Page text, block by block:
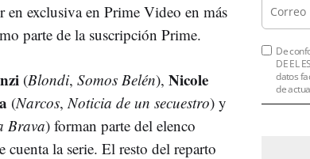
en exclusiva en Prime Video en más
parte de la suscripción Prime.
(Blondi, Somos Belén), Nicole
(Narcos, Noticia de un secuestro) y
Brava) forman parte del elenco
la serie. El resto del reparto
De
DE EL
datos
de